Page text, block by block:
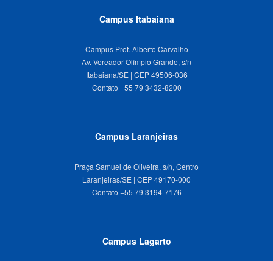
Campus Itabaiana
Campus Prof. Alberto Carvalho
Av. Vereador Olímpio Grande, s/n
Itabaiana/SE | CEP 49506-036
Campus Laranjeiras
Praça Samuel de Oliveira, s/n, Centro
Laranjeiras/SE | CEP 49170-000
Campus Lagarto